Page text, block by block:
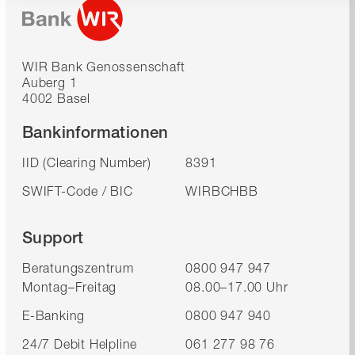
WIR Bank Genossenschaft
Auberg 1
4002 Basel
Bankinformationen
IID (Clearing Number)
8391
SWIFT-Code / BIC
WIRBCHBB
Support
Beratungszentrum
0800 947 947
Montag–Freitag
08.00–17.00 Uhr
E-Banking
0800 947 940
24/7 Debit Helpline
061 277 98 76